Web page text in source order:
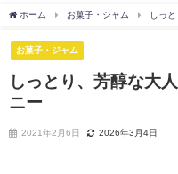
ホーム お菓子・ジャム しっ
お菓子・ジャム
しっとり、芳醇な大
ニー
2021年2月6日 2026年3月4日